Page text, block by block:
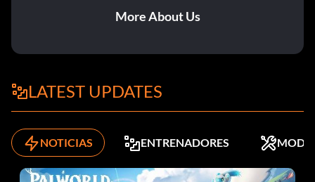
More About Us
LATEST UPDATES
NOTICIAS ENTRENADORES MODS